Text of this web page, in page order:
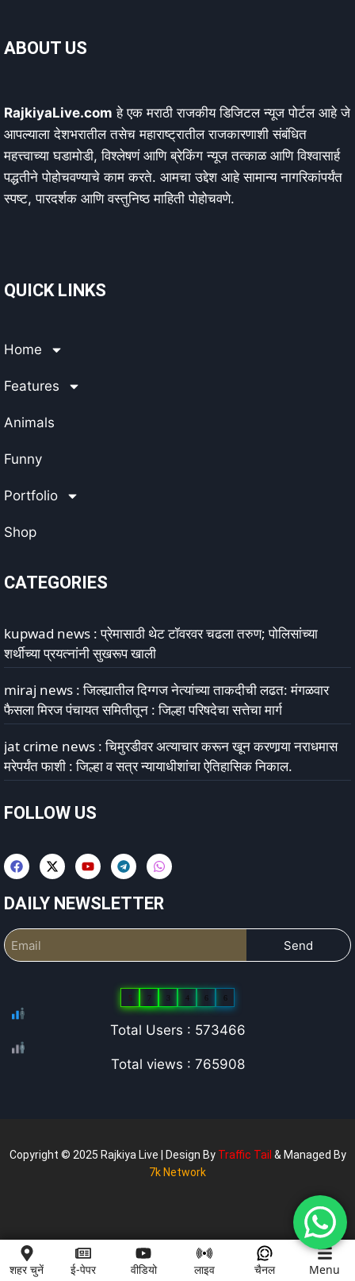
ABOUT US
RajkiyaLive.com हे एक मराठी राजकीय डिजिटल न्यूज पोर्टल आहे जे
आपल्याला देशभरातील तसेच महाराष्ट्रातील राजकारणाशी संबंधित
महत्त्वाच्या घडामोडी, विश्लेषणं आणि ब्रेकिंग न्यूज तत्काळ आणि विश्वासार्ह
पद्धतीने पोहोचवण्याचे काम करते. आमचा उद्देश आहे सामान्य नागरिकांपर्यंत
स्पष्ट, पारदर्शक आणि वस्तुनिष्ठ माहिती पोहोचवणे.
QUICK LINKS
Home
Features
Animals
Funny
Portfolio
Shop
CATEGORIES
kupwad news : प्रेमासाठी थेट टॉवरवर चढला तरुण; पोलिसांच्या
शर्थीच्या प्रयत्नांनी सुखरूप खाली
miraj news : जिल्ह्यातील दिग्गज नेत्यांच्या ताकदीची लढत: मंगळवार
फैसला मिरज पंचायत समितीतून : जिल्हा परिषदेचा सत्तेचा मार्ग
jat crime news : चिमुरडीवर अत्याचार करून खून करणार्‍या नराधमास
मरेपर्यंत फाशी : जिल्हा व सत्र न्यायाधीशांचा ऐतिहासिक निकाल.
FOLLOW US
DAILY NEWSLETTER
Send
5 3 4 6 6
Total Users : 573466
Total views : 765908
Copyright © 2025 Rajkiya Live | Design By Traffic Tail & Managed By
7k Network
शहर चुनें ई-पेपर वीडियो लाइव चैनल Menu